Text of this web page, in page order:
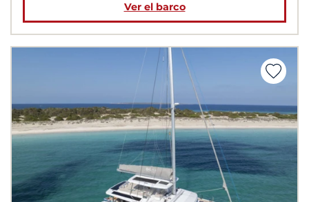
Ver el barco